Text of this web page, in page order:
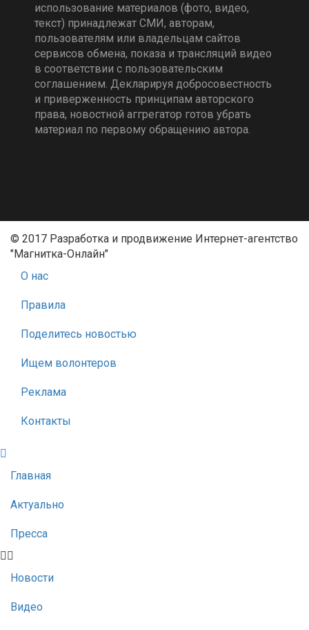
использование материалов (фото, видео,
текст) принадлежат СМИ, авторам,
пользователям или владельцам сайтов
сервисов обмена, показа и трансляций видео
в соответствии с пользовательским
соглашением. Декларируя добросовестность
и приверженность принципам авторского
права, новостной аггрегатор готов убрать
материал по первому обращению автора.
© 2017 Разработка и продвижение Интернет-агентство
"Магнитка-Онлайн"
О нас
Правила
Поделитесь новостью
Ищем волонтеров
Реклама
Контакты
Главная
Актуально
Пресса
Новости
Видео